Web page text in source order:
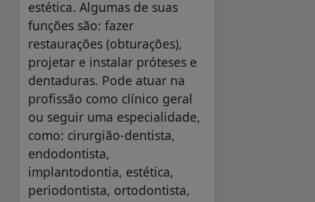
estética. Algumas de suas
funções são: fazer
restaurações (obturações),
projetar e instalar próteses e
dentaduras. Pode atuar na
profissão como clínico geral
ou seguir uma especialidade,
como: cirurgião-dentista,
endodontista,
implantodontia, estética,
periodontista, ortodontista,